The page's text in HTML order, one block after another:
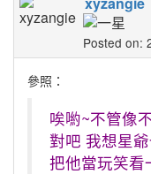
Posted on:
參照：
唉喲~不管像
對吧 我想星
把他當玩笑看